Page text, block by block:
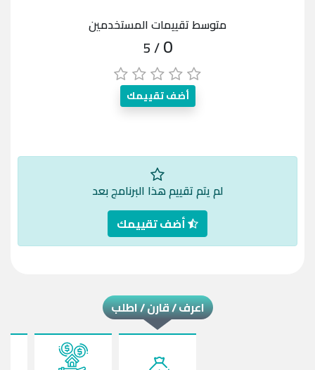
متوسط تقييمات المستخدمين
0
/ 5
أضف تقييمك
لم يتم تقييم هذا البرنامج بعد
أضف تقييمك
اعرف / قارن / اطلب